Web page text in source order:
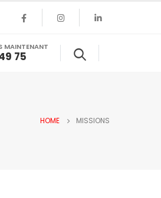
MAINTENANT
75
HOME MISSIONS